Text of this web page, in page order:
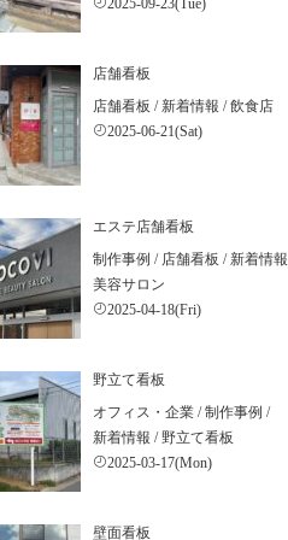
2025-09-23(Tue)
店舗看板
店舗看板 /新着情報 /飲食店
2025-06-21(Sat)
エステ店舗看板
制作事例 / 店舗看板 /新着情報
美容サロン
2025-04-18(Fri)
野立て看板
オフィス・企業 /制作事例 /
新着情報 /野立て看板
2025-03-17(Mon)
壁面看板